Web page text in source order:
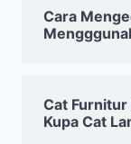
Cara
Cat Furnitur
Kupa Cat